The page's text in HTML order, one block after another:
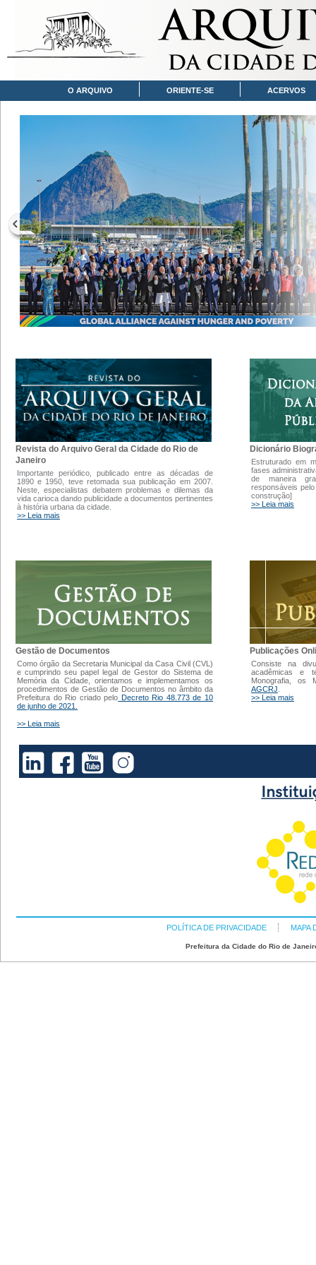
O ARQUIVO ORIENTE-SE ACERVOS
Revista do Arquivo Geral da Cidade do Rio de
Janeiro
Importante periódico, publicado entre as décadas de
1890 e 1950, teve retomada sua publicação em 2007.
Neste, especialistas debatem problemas e dilemas da
vida carioca dando publicidade a documentos pertinentes
à história urbana da cidade.
>> Leia mais
Dicionário
Estruturado em
fases
de maneira
responsáveis
construção]
>> Leia mais
Gestão de Documentos
Como órgão da Secretaria Municipal da Casa Civil (CVL)
e cumprindo seu papel legal de Gestor do Sistema de
Memória da Cidade, orientamos e implementamos os
procedimentos de Gestão de Documentos no âmbito da
Prefeitura do Rio criado pelo Decreto Rio 48.773 de 10
de junho de 2021.
>> Leia mais
Publicações
Consiste na
acadêmicas e
Monografia, os
AGCRJ
>> Leia mais
POLÍTICA DE PRIVACIDADE MAPA
Prefeitura da Cidade do Rio de